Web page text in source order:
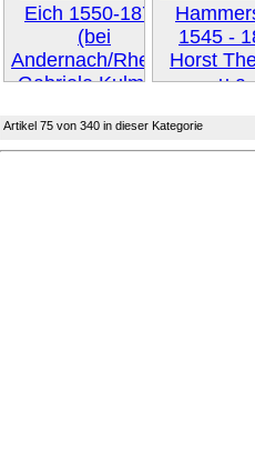
Artikel 75 von 340 in dieser Kategorie